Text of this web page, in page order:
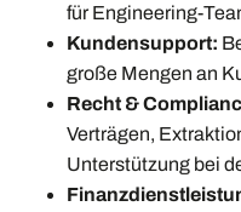
für Engineering-
Kundensupport:
große Mengen an
Recht &
Verträgen,
Unterstützung bei